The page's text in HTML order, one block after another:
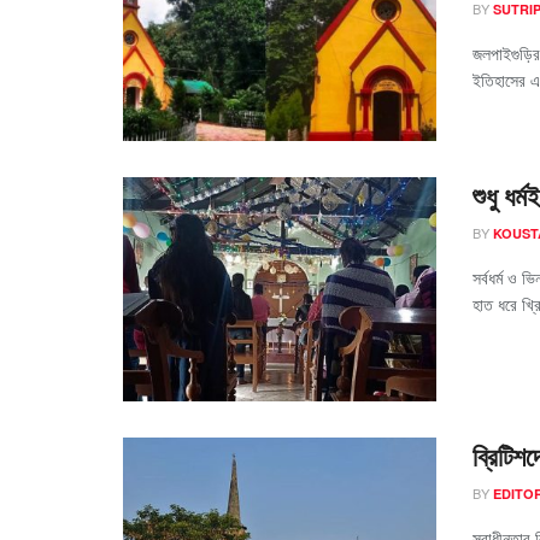
BY
ইতিহাসের
শুধু
BY
সর্বধর্ম ও
হাত ধরে
BY